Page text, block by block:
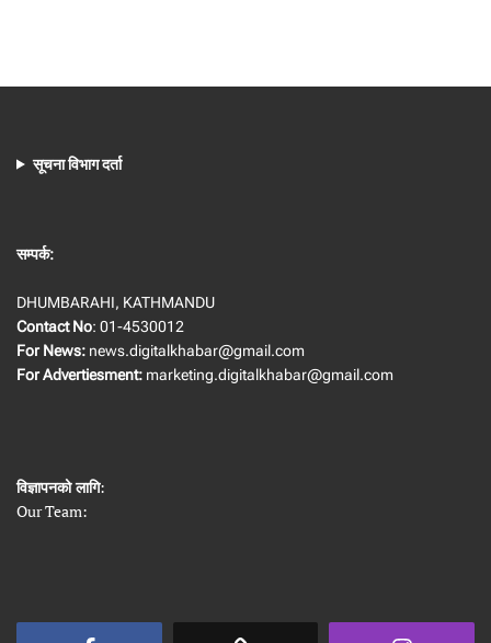
सूचना विभाग दर्ता
सम्पर्क:
DHUMBARAHI, KATHMANDU
Contact No: 01-4530012
For News: news.digitalkhabar@gmail.com
For Advertiesment: marketing.digitalkhabar@gmail.com
विज्ञापनको लागि:
Our Team: